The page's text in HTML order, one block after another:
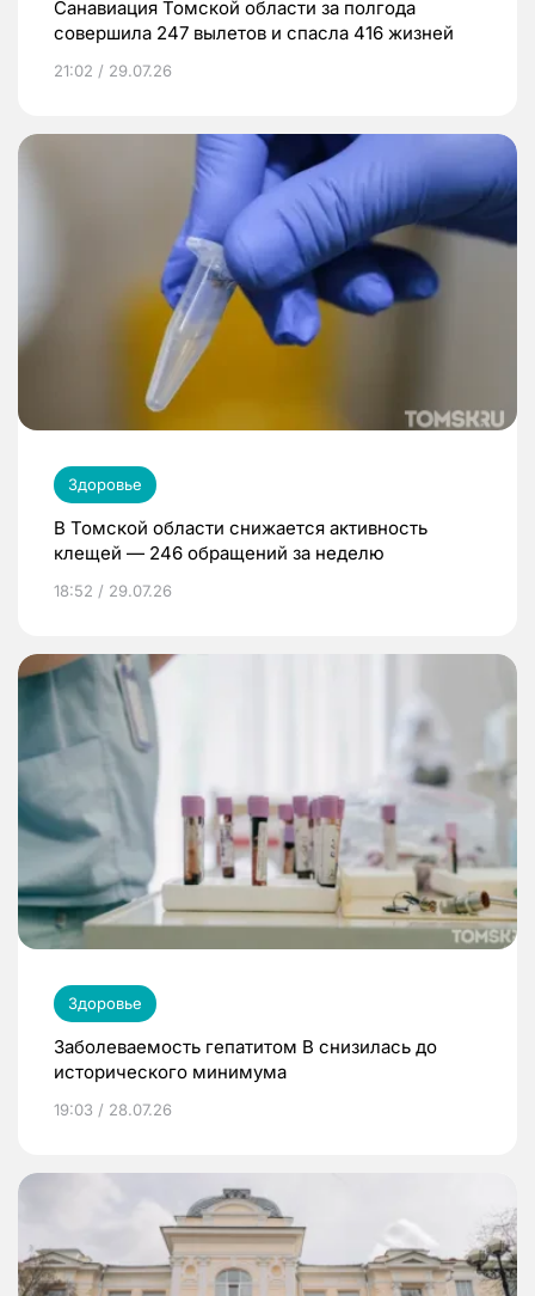
Санавиация Томской области за полгода
совершила 247 вылетов и спасла 416 жизней
21:02 / 29.07.26
Здоровье
В Томской области снижается активность
клещей — 246 обращений за неделю
18:52 / 29.07.26
Здоровье
Заболеваемость гепатитом В снизилась до
исторического минимума
19:03 / 28.07.26